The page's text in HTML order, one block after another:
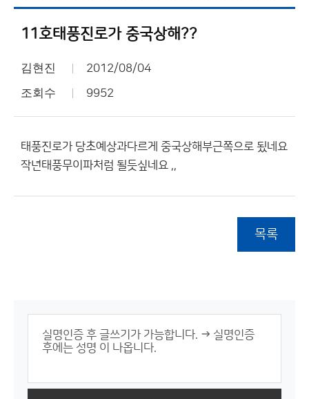
11호태풍진로가 중국상해??
김현진 2012/08/04
조회수 9952
태풍진로가 당초예상과다르게 중국상해부근쪽으로 됬네요
작년태풍무이파처럼 될듯싶네요 ,,
목록